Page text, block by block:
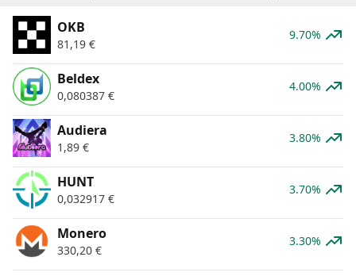
OKB
81,19 €
9.70%
Beldex
0,080387 €
4.00%
Audiera
1,89 €
3.80%
HUNT
0,032917 €
3.70%
Monero
330,20 €
3.30%